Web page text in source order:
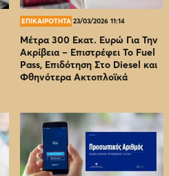
ΕΠΙΚΑΙΡΟΤΗΤΑ 23/03/2026 11:14
Μέτρα 300 Εκατ. Ευρώ Για Την
Ακρίβεια – Επιστρέφει Το Fuel
Pass, Επιδότηση Στο Diesel και
Φθηνότερα Ακτοπλοϊκά